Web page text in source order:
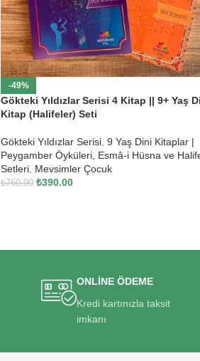
-49%
Gökteki Yıldızlar Serisi 4 Kitap || 9+ Yaş
Kitap (Halifeler) Seti
Gökteki Yıldızlar Serisi 9 Yaş Dini Kitaplar |
Peygamber Öyküleri, Esmâ-i Hüsna ve
Setleri Mevsimler Çocuk
₺760.00 ₺390.00
ONLİNE ÖDEME
Kredi kartınızla taksit
imkanı